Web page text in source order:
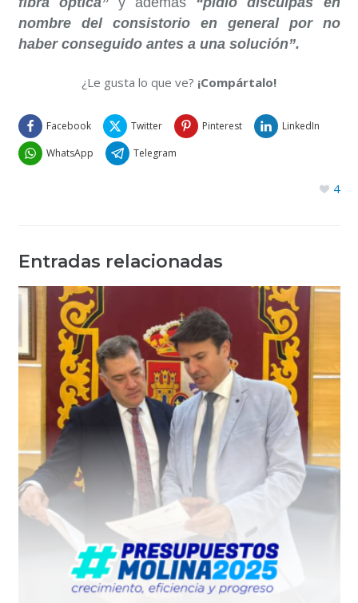
nombre del consistorio en general por no
haber conseguido antes a una solución”.
¿Le gusta lo que ve? ¡Compártalo!
Facebook Twitter Pinterest
LinkedIn
WhatsApp
Telegram
4
Entradas relacionadas